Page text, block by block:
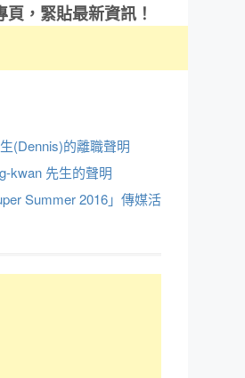
，緊貼最新資訊！
(Dennis)的離職聲明
kwan 先生的聲明
Summer 2016」傳媒活